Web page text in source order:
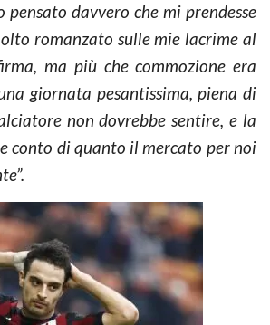
pensato davvero che mi prendesse
romanzato sulle mie lacrime al
ma più che commozione era
giornata pesantissima, piena di
non dovrebbe sentire, e la
conto di quanto il mercato per noi